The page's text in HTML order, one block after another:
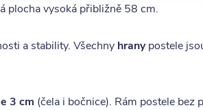
plocha vysoká přibližně 58 cm.
a stability. Všechny hranypostele
3 cm (čela i bočnice). Rám postele bez